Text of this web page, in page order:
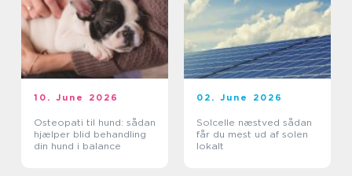
10. June 2026
Osteopati til hund: sådan
hjælper blid behandling
din hund i balance
02. June 2026
Solcelle næstved sådan
får du mest ud af solen
lokalt